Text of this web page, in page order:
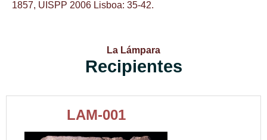
1857, UISPP 2006 Lisboa: 35-42.
La Lámpara
Recipientes
LAM-001